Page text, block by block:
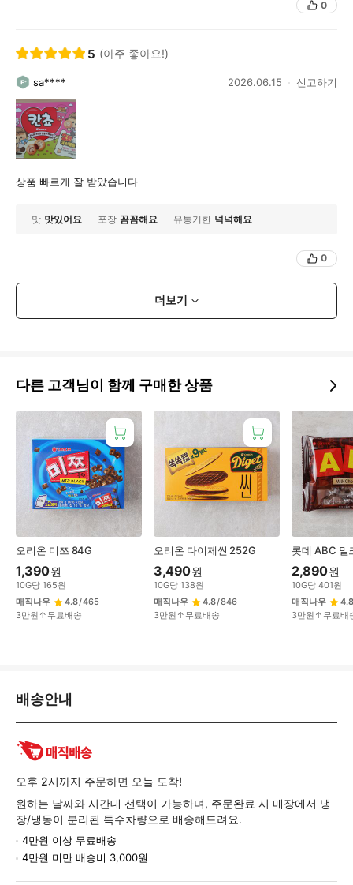
0
5 (아주 좋아요!)
sa**** 2026.06.15 신고하기
상품 빠르게 잘 받았습니다
맛 맛있어요 포장 꼼꼼해요 유통기한 넉넉해요
0
더보기
다른 고객님이 함께 구매한 상품
오리온 미쯔 84G
1,390원
10G당 165원
매직나우
4.8/465
3만원↑무료배송
오리온 다이제씬 252G
3,490원
10G당 138원
매직나우
4.8/846
3만원↑무료배송
롯데 ABC 밀
2,890원
10G당 401원
매직나우
4.8
3만원↑무료배
배
교
환/
반
품
정
보
배송안내
오후 2시까지 주문하면 오늘 도착!
원하는 날짜와 시간대 선택이 가능하며, 주문완료 시 매장에서 냉
장/냉동이 분리된 특수차량으로 배송해드려요.
4만원 이상 무료배송
4만원 미만 배송비 3,000원